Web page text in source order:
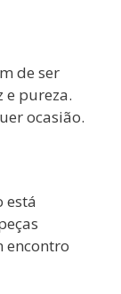
de ser
pureza.
ocasião.
está
encontro